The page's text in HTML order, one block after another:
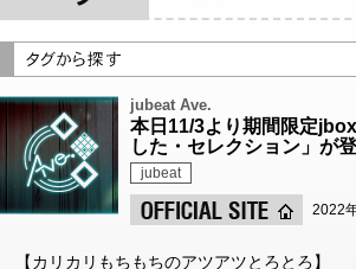
jubeat Ave.
本日11/3より期間限定
した・セレクション」が登
jubeat
2022
【カリカリもちもちのアツアツとろとろ】